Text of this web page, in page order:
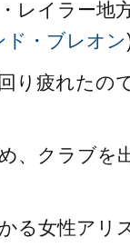
レイラー地
ド・ブレオン
り疲れたの
、クラブを
る女性アリ